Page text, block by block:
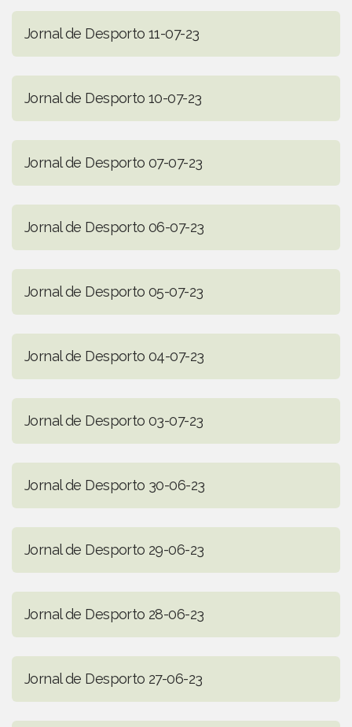
Jornal de Desporto 11-07-23
Jornal de Desporto 10-07-23
Jornal de Desporto 07-07-23
Jornal de Desporto 06-07-23
Jornal de Desporto 05-07-23
Jornal de Desporto 04-07-23
Jornal de Desporto 03-07-23
Jornal de Desporto 30-06-23
Jornal de Desporto 29-06-23
Jornal de Desporto 28-06-23
Jornal de Desporto 27-06-23